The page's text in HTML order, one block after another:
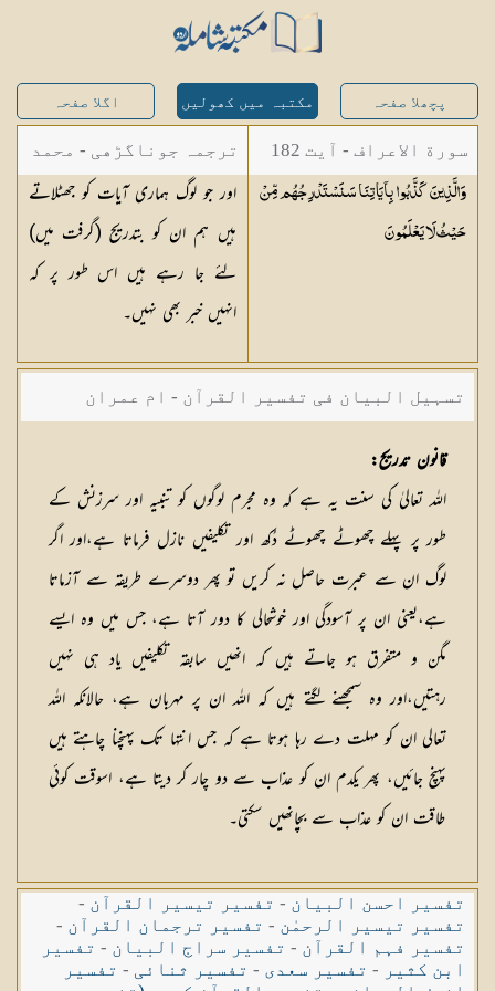
پچھلا صفحہ مکتبہ میں کھولیں اگلا صفحہ
سورة الاعراف - آیت 182
وَالَّذِينَ كَذَّبُوا بِآيَاتِنَا سَنَسْتَدْرِجُهُم مِّنْ
حَيْثُ لَايَعْلَمُونَ
ترجمہ جوناگڑھی - محمد
جونا گڑھی
اور جو لوگ ہماری آیات کو جھٹلاتے
ہیں ہم ان کو بتدریج (گرفت میں)
لئے جا رہے ہیں اس طور پر کہ
انہیں خبر بھی نہیں۔
تسہیل البیان فی تفسیر القرآن - ام عمران
شکیلہ بنت میاں فضل حسین
قانون تدریج:
اللہ تعالیٰ کی سنت یہ ہے کہ وہ مجرم لوگوں کو تنبیہ اور سرزنش کے
طور پر پہلے چھوٹے چھوٹے دُکھ اور تکلیفیں نازل فرماتا ہے،اور اگر
لوگ ان سے عبرت حاصل نہ کریں تو پھر دوسرے طریقہ سے آزماتا
ہے،یعنی ان پر آسودگی اور خوشحالی کا دور آتا ہے، جس میں وہ ایسے
مگن و متفرق ہو جاتے ہیں کہ انھیں سابقہ تکلیفیں یاد ہی نہیں
رہتیں،اور وہ سمجھنے لگتے ہیں کہ اللہ ان پر مہربان ہے، حالانکہ اللہ
تعالی ان کو مہلت دے رہا ہوتا ہے کہ جس انتہا تک پہنچنا چاہتے ہیں
پہنچ جائیں، پھر یکدم ان کو عذاب سے دو چار کر دیتا ہے، اسوقت کوئی
طاقت ان کو عذاب سے بچانھیں سکتی۔
تفسیر احسن البیان - تفسیر تیسیر القرآن -
تفسیر تیسیر الرحمٰن - تفسیر ترجمان القرآن -
تفسیر فہم القرآن - تفسیر سراج البیان - تفسیر
ابن کثیر - تفسیر سعدی - تفسیر ثنائی - تفسیر